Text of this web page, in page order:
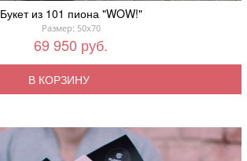
Букет из 101 пиона "WOW!"
Размер: 50x70
69 950 руб.
В КОРЗИНУ